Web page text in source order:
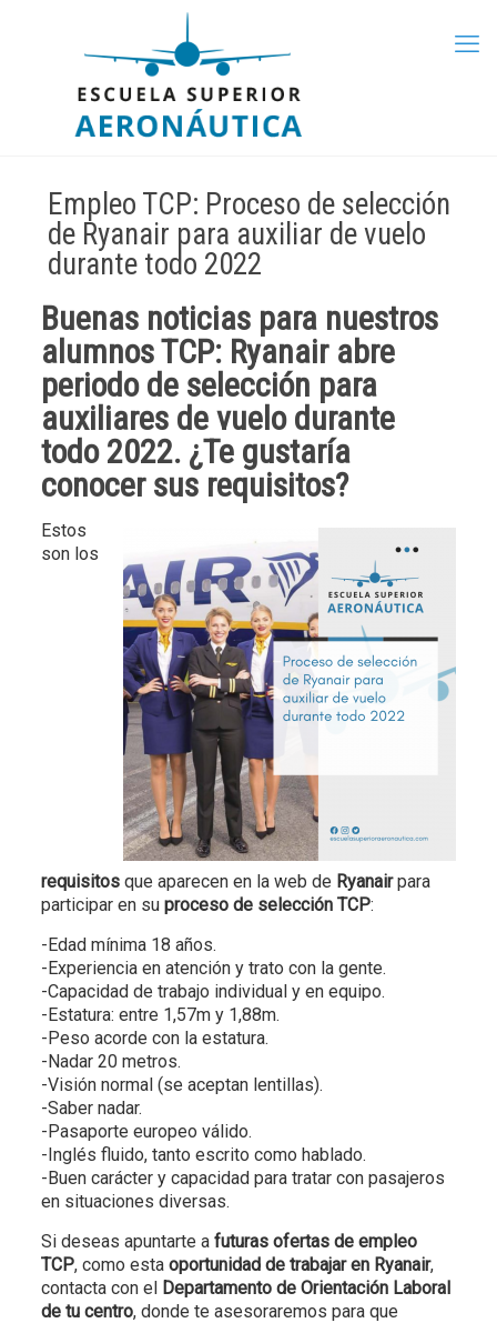
Empleo TCP: Proceso de selección
de Ryanair para auxiliar de vuelo
durante todo 2022
Buenas noticias para nuestros
alumnosTCP: Ryanair abre
periodo de selección para
auxiliares de vuelo durante
todo 2022. ¿Te gustaría
conocer sus requisitos?
Estos
son los
requisitos que aparecen en la web de Ryanairpara
participar en su proceso de selección TCP:
-Edad mínima 18 años.
-Experiencia en atención y trato con la gente.
-Capacidad de trabajo individual y en equipo.
-Estatura: entre 1,57m y 1,88m.
-Peso acorde con la estatura.
-Nadar 20 metros.
-Visión normal (se aceptan lentillas).
-Saber nadar.
-Pasaporte europeo válido.
-Inglés fluido, tanto escrito como hablado.
-Buen carácter y capacidad para tratar con pasajeros
en situaciones diversas.
Si deseas apuntarte afuturas ofertas de empleo
TCP, como esta oportunidad de trabajar en Ryanair,
contacta con el Departamento de Orientación Laboral
de tu centro, donde te asesoraremos para que